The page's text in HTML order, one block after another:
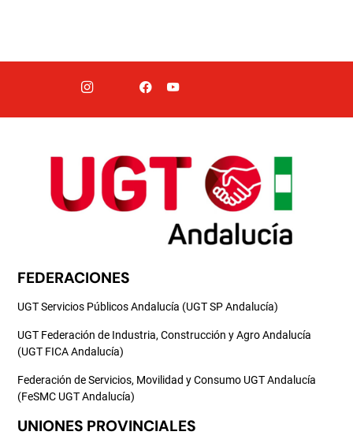
FEDERACIONES
UGT Servicios Públicos Andalucía (UGT SP Andalucía)
UGT Federación de Industria, Construcción y Agro Andalucía
(UGT FICA Andalucía)
Federación de Servicios, Movilidad y Consumo UGT Andalucía
(FeSMC UGT Andalucía)
UNIONES PROVINCIALES